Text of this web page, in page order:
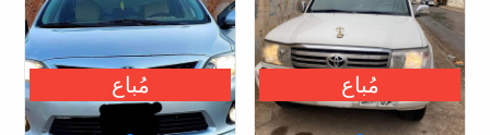
مُباع مُباع